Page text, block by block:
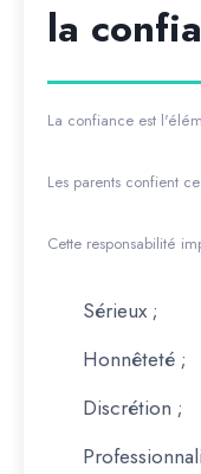
la
La confiance est
Les parents confient
Cette responsabilité
Sérieux ;
Honnêteté ;
Discrétion ;